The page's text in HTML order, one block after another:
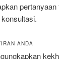
ANDA